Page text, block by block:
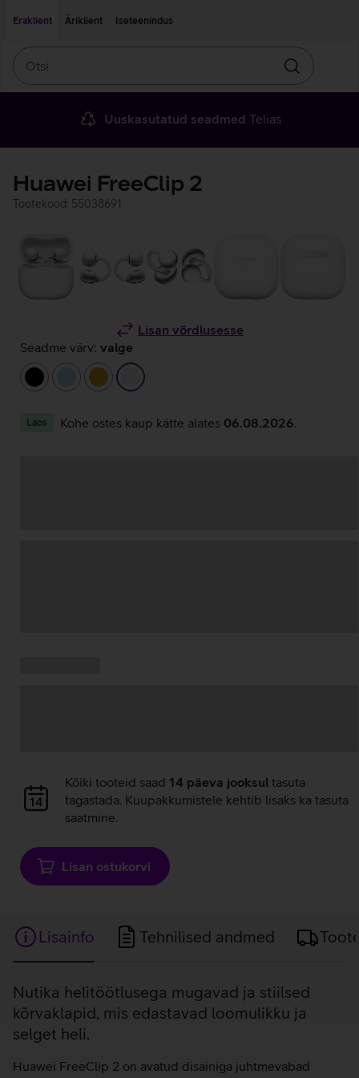
Eraklient
Äriklient Iseteenindus
Otsin
Uuskasutatud seadmed Telias
Huawei FreeClip 2
Tootekood: 55038691
Lisan võrdlusesse
Seadme värv: valge
must
helesininekuldne valge
Laos Kohe ostes kaup kätte alates 06.08.2026
Andmete
laadimine
Kõiki tooteid saad 14 päeva jooksul tasuta
tagastada. Kuupakkumistele kehtib lisaks ka tasuta
saatmine.
Lisan ostukorvi
Lisainfo Tehnilised andmed
Lisainfo
Nutika helitöötlusega mugavad ja stiilsed
kõrvaklapid, mis edastavad loomulikku ja
selget heli.
Huawei FreeClip 2 on avatud disainiga juhtmevabad